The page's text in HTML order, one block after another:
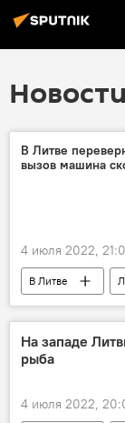
В Литве
вызов машина
4 июля 2022,
В Литве
ДТП
скорая
На западе
рыба
4 июля 2022,